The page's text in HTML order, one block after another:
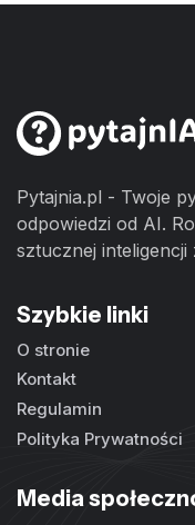
Pytajnia.pl - Twoje
odpowiedzi od AI.
sztucznej inteligencji
Szybkie linki
O stronie
Kontakt
Regulamin
Polityka Prywatności
Media